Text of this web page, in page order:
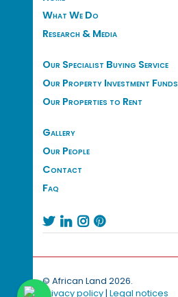
What We Do
Research & Media
Our Specialist Buying Service
Our Property Investment Funds
Our Properties to Rent
Gallery
Our People
Contact
Faq
   
© African Land 2026.
Privacy policy| Legal notices